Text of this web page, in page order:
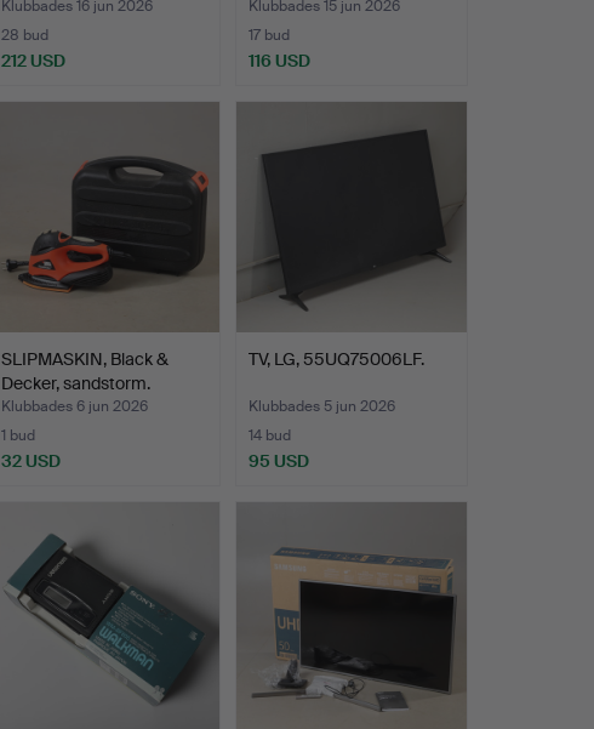
Klubbades 16 jun 2026
28 bud
212 USD
Klubbades 15 jun 2026
17 bud
116 USD
SLIPMASKIN, Black &
Decker, sandstorm.
Klubbades 6 jun 2026
1 bud
32 USD
TV, LG, 55UQ75006LF.
Klubbades 5 jun 2026
14 bud
95 USD